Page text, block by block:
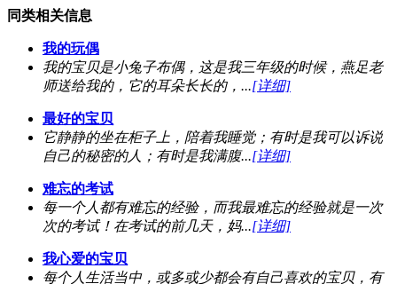
同类相关信息
我的玩偶
我的宝贝是小兔子布偶，这是我三年级的时候，燕足老
师送给我的，它的耳朵长长的，...[详细]
最好的宝贝
它静静的坐在柜子上，陪着我睡觉；有时是我可以诉说
自己的秘密的人；有时是我满腹...[详细]
难忘的考试
每一个人都有难忘的经验，而我最难忘的经验就是一次
次的考试！在考试的前几天，妈...[详细]
我心爱的宝贝
每个人生活当中，或多或少都会有自己喜欢的宝贝，有